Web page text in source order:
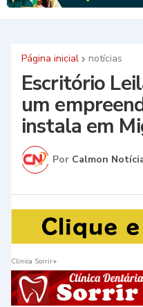
Página inicial notícias
Escritório
um
instala em
Por Calmon
Clinica Sorrir+